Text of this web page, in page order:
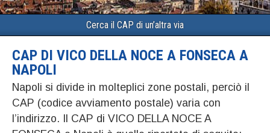
Cerca il CAP di un’altra via
CAP DI VICO DELLA NOCE A FONSECA A
NAPOLI
Napoli si divide in molteplici zone postali, perciò il
CAP (codice avviamento postale) varia con
l’indirizzo. Il CAP di VICO DELLA NOCE A